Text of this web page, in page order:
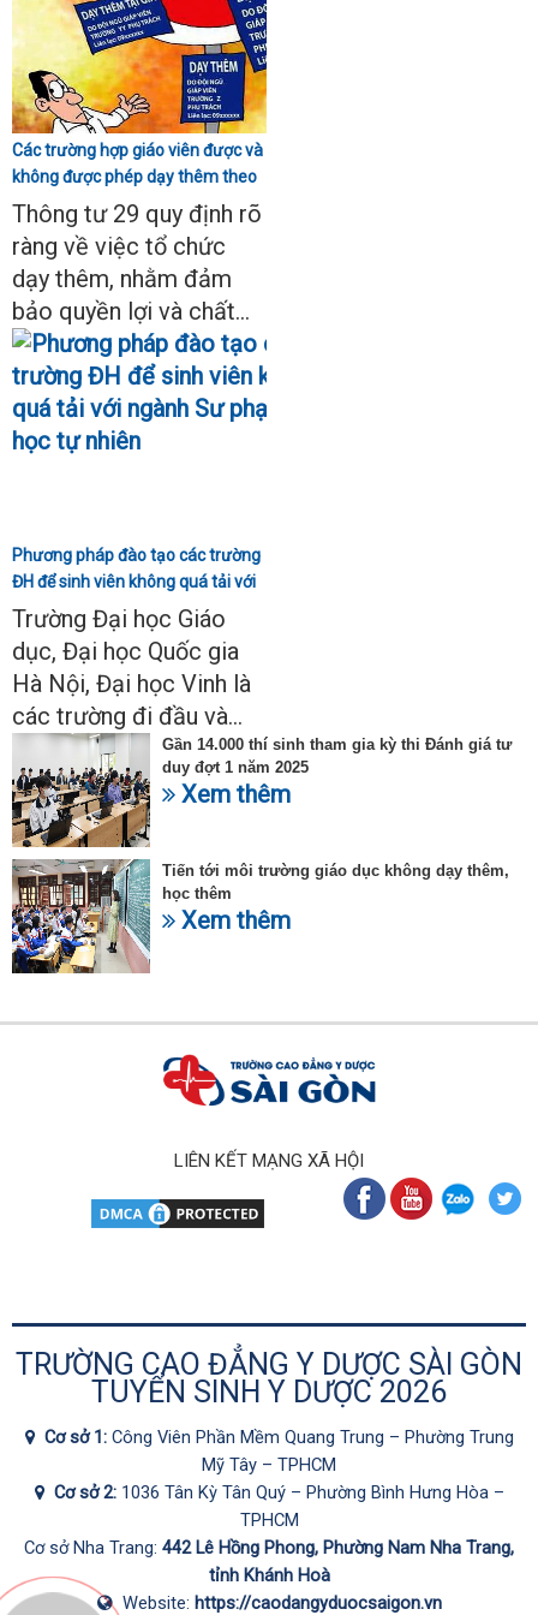
Các trường hợp giáo viên được và
không được phép dạy thêm theo
Thông tư 29
Thông tư 29 quy định rõ
ràng về việc tổ chức
dạy thêm, nhằm đảm
bảo quyền lợi và chất...
Phương pháp đào tạo các trường
ĐH để sinh viên không quá tải với
ngành Sư phạm Khoa học tự
nhiên
Trường Đại học Giáo
dục, Đại học Quốc gia
Hà Nội, Đại học Vinh là
các trường đi đầu và...
Gần 14.000 thí sinh tham gia kỳ thi Đánh giá tư
duy đợt 1 năm 2025
Xem thêm
Tiến tới môi trường giáo dục không dạy thêm,
học thêm
Xem thêm
LIÊN KẾT MẠNG XÃ HỘI
TRƯỜNG CAO ĐẲNG Y DƯỢC SÀI GÒN
TUYỂN SINH Y DƯỢC 2026
Cơ sở 1: Công Viên Phần Mềm Quang Trung – Phường Trung
Mỹ Tây – TPHCM
Cơ sở 2: 1036 Tân Kỳ Tân Quý – Phường Bình Hưng Hòa –
TPHCM
Cơ sở Nha Trang: 442 Lê Hồng Phong, Phường Nam Nha Trang,
tỉnh Khánh Hoà
Website: https://caodangyduocsaigon.vn